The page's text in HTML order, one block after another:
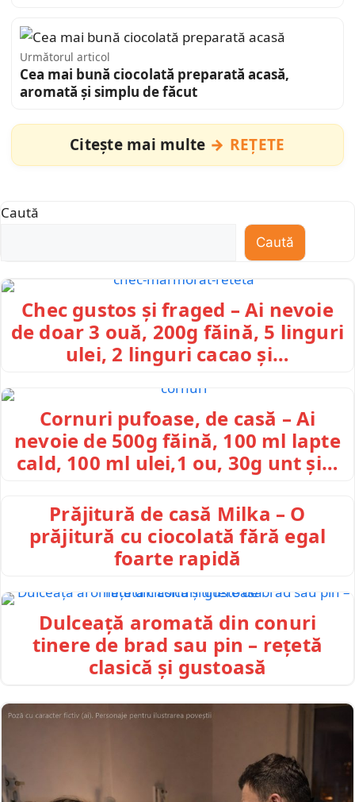
Următorul articol
Cea mai bună ciocolată preparată acasă,
aromată și simplu de făcut
Citește mai multe REȚETE
Caută
Caută
Chec gustos și fraged – Ai nevoie
de doar 3 ouă, 200g făină, 5 linguri
ulei, 2 linguri cacao și…
Cornuri pufoase, de casă – Ai
nevoie de 500g făină, 100 ml lapte
cald, 100 ml ulei,1 ou, 30g unt și…
Prăjitură de casă Milka – O
prăjitură cu ciocolată fără egal
foarte rapidă
Dulceață aromată din conuri
tinere de brad sau pin – rețetă
clasică și gustoasă